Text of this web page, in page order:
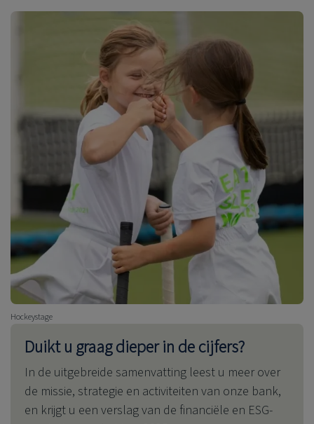
Hockeystage
Duikt u graag dieper in de cijfers?
In de uitgebreide samenvatting leest u meer over
de missie, strategie en activiteiten van onze bank,
en krijgt u een verslag van de financiële en ESG-